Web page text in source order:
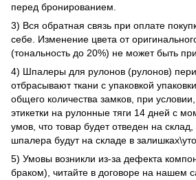
перед бронированием.
3) Вся обратная связь при оплате
себе. Изменение цвета от
(тональность до 20%) не может быть
4) Шпалеры для рулонов (рулонов)
отбрасывают ткани с упаковкой
общего количества замков, при
этикетки на рулонные тяги 14 дней с
умов, что товар будет отведен на склад,
шпалера будут на складе в
5) Умовы возникли из-за дефекта
браком), читайте в договоре на нашем